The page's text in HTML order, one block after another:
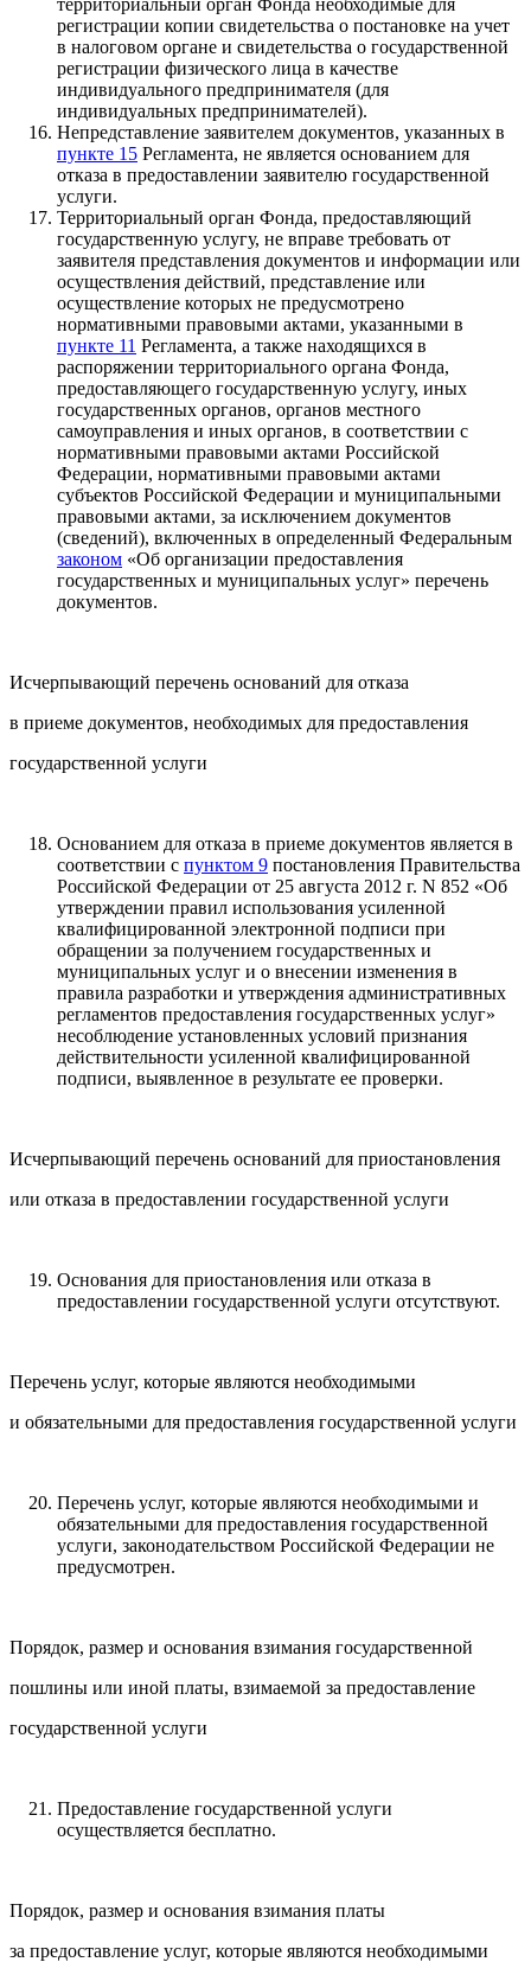
регистрации копии свидетельства о постановке на учет
в налоговом органе и свидетельства о государственной
регистрации физического лица в качестве
индивидуального предпринимателя (для
индивидуальных предпринимателей).
Непредставление заявителем документов, указанных в
пункте 15 Регламента, не является основанием для
отказа в предоставлении заявителю государственной
услуги.
Территориальный орган Фонда, предоставляющий
государственную услугу, не вправе требовать от
заявителя представления документов и информации или
осуществления действий, представление или
осуществление которых не предусмотрено
нормативными правовыми актами, указанными в
пункте 11 Регламента, а также находящихся в
распоряжении территориального органа Фонда,
предоставляющего государственную услугу, иных
государственных органов, органов местного
самоуправления и иных органов, в соответствии с
нормативными правовыми актами Российской
Федерации, нормативными правовыми актами
субъектов Российской Федерации и муниципальными
правовыми актами, за исключением документов
(сведений), включенных в определенный Федеральным
законом «Об организации предоставления
государственных и муниципальных услуг» перечень
документов.
Исчерпывающий перечень оснований для отказа
в приеме документов, необходимых для предоставления
государственной услуги
Основанием для отказа в приеме документов является в
соответствии с пунктом 9 постановления Правительства
Российской Федерации от 25 августа 2012 г. N 852 «Об
утверждении правил использования усиленной
квалифицированной электронной подписи при
обращении за получением государственных и
муниципальных услуг и о внесении изменения в
правила разработки и утверждения административных
регламентов предоставления государственных услуг»
несоблюдение установленных условий признания
действительности усиленной квалифицированной
подписи, выявленное в результате ее проверки.
Исчерпывающий перечень оснований для приостановления
или отказа в предоставлении государственной услуги
Основания для приостановления или отказа в
предоставлении государственной услуги отсутствуют.
Перечень услуг, которые являются необходимыми
и обязательными для предоставления государственной услуги
Перечень услуг, которые являются необходимыми и
обязательными для предоставления государственной
услуги, законодательством Российской Федерации не
предусмотрен.
Порядок, размер и основания взимания государственной
пошлины или иной платы, взимаемой за предоставление
государственной услуги
Предоставление государственной услуги
осуществляется бесплатно.
Порядок, размер и основания взимания платы
за предоставление услуг, которые являются необходимыми